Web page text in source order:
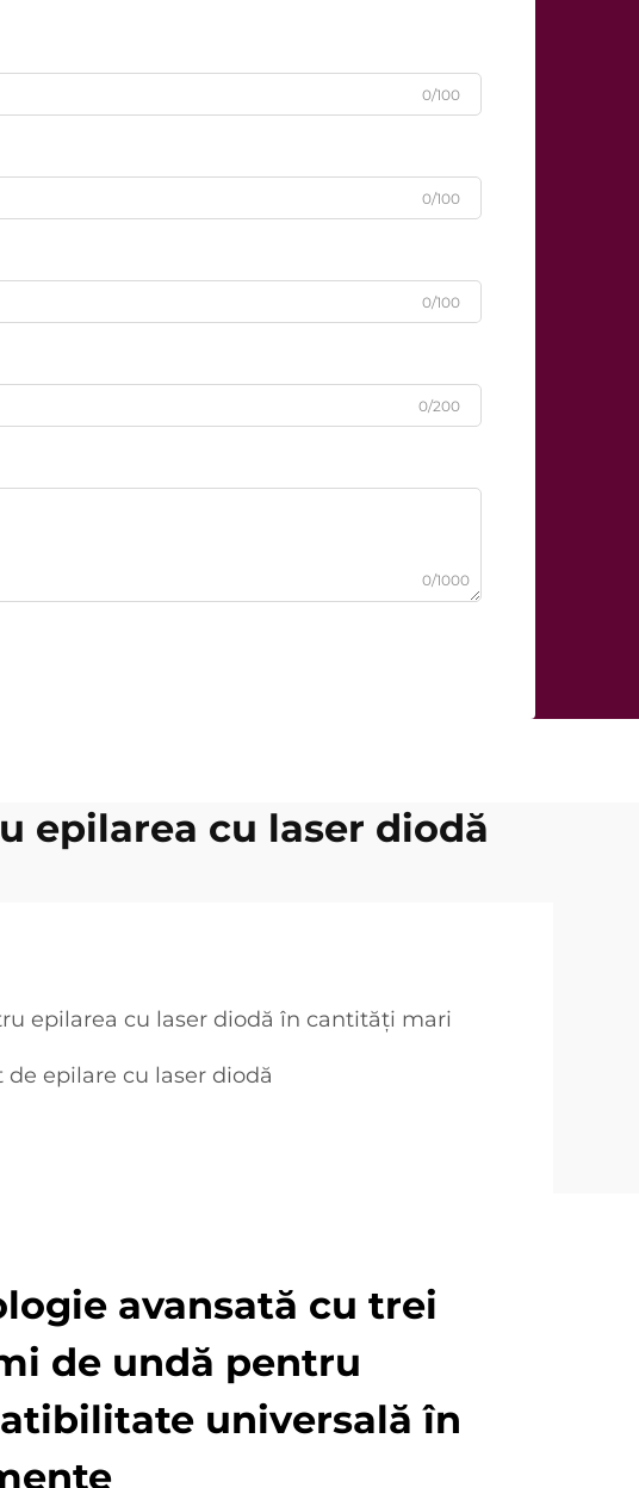
0/100
0/100
0/100
0/200
0/1000
epilarea cu laser diodă
epilarea cu laser diodă în cantități mari
epilare cu laser diodă
avansată cu trei
de undă pentru
universală în